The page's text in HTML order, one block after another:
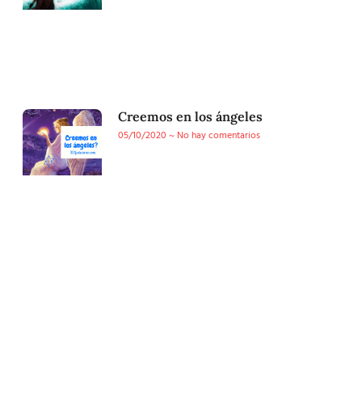
Creemos en los ángeles
05/10/2020
No hay comentarios